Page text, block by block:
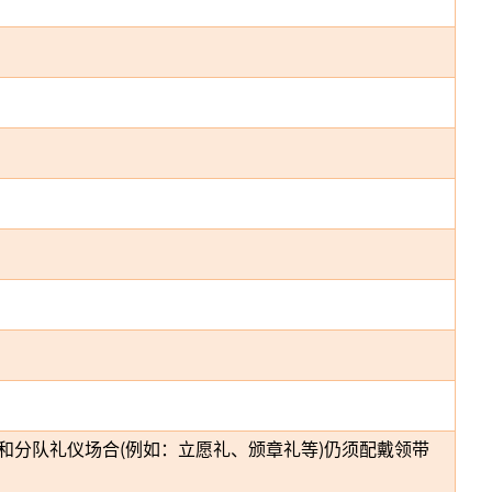
队礼仪场合(例如：立愿礼、颁章礼等)仍须配戴领带